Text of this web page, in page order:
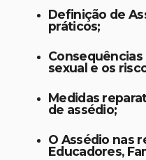
Definição de
práticos;
Consequências
sexual e os
Medidas
de assédio;
O Assédio nas
Educadores,